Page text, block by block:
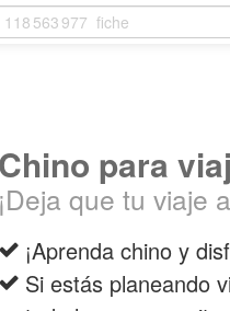
Chino para
¡Deja que tu viaje
¡Aprenda chino y
Si estás planeando